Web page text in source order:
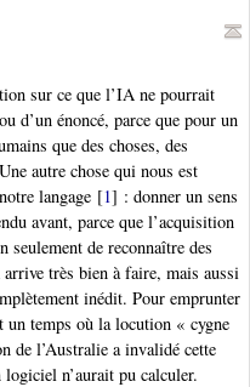
sur ce que l’IA ne pourrait
d’un énoncé, parce que pour un
que des choses, des
autre chose qui nous est
langage [1] : donner un sens
avant, parce que l’acquisition
seulement de reconnaître des
très bien à faire, mais aussi
inédit. Pour emprunter
temps où la locution « cygne
de l’Australie a invalidé cette
n’aurait pu calculer.